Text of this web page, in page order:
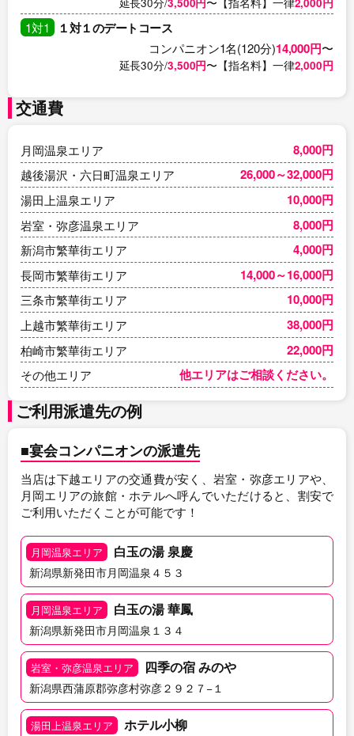
1対1 １対１のデートコース
コンパニオン1名(120分)14,000円〜
延長30分/3,500円〜【指名料】一律2,000円
交通費
月岡温泉エリア 8,000円
越後湯沢・六日町温泉エリア 26,000～32,000円
湯田上温泉エリア 10,000円
岩室・弥彦温泉エリア 8,000円
新潟市繁華街エリア 4,000円
長岡市繁華街エリア 14,000～16,000円
三条市繁華街エリア 10,000円
上越市繁華街エリア 38,000円
柏崎市繁華街エリア 22,000円
その他エリア 他エリアはご相談ください。
ご利用派遣先の例
■宴会コンパニオンの派遣先
当店は下越エリアの交通費が安く、岩室・弥彦エリアや、
月岡エリアの旅館・ホテルへ呼んでいただけると、割安で
ご利用いただくことが可能です！
月岡温泉エリア 白玉の湯 泉慶
新潟県新発田市月岡温泉４５３
月岡温泉エリア 白玉の湯 華鳳
新潟県新発田市月岡温泉１３４
岩室・弥彦温泉エリア 四季の宿 みのや
新潟県西蒲原郡弥彦村弥彦２９２７−１
湯田上温泉エリア ホテル小柳